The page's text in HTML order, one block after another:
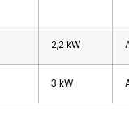
2,2 kW
3 kW